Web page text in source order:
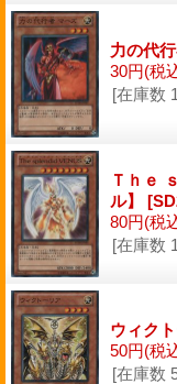
力の代
30円(税
[在庫数
Ｔｈｅ
ル】
80円(税
[在庫数
ウィク
50円(税
[在庫数